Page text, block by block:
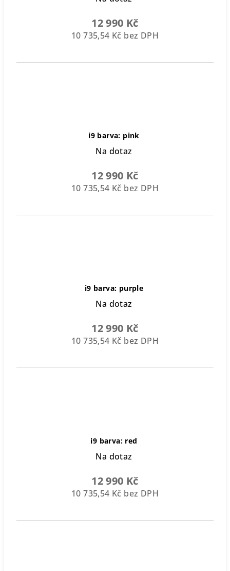
12 990 Kč
10 735,54 Kč bez DPH
i9 barva: pink
Na dotaz
12 990 Kč
10 735,54 Kč bez DPH
i9 barva: purple
Na dotaz
12 990 Kč
10 735,54 Kč bez DPH
i9 barva: red
Na dotaz
12 990 Kč
10 735,54 Kč bez DPH